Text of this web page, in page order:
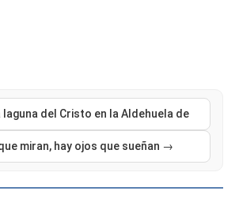
del Cristo en la Aldehuela de
miran, hay ojos que sueñan →